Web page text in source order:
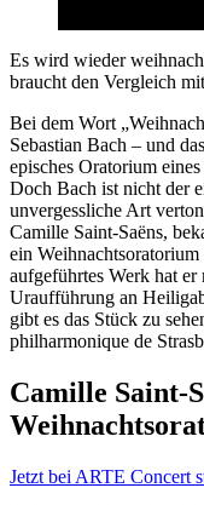
Es wird wieder
braucht den Vergleich
Bei dem Wort
Sebastian Bach – und
episches Oratorium
Doch Bach ist nicht der
unvergessliche Art
Camille Saint-Saëns,
ein
aufgeführtes Werk hat
Uraufführung an
gibt es das Stück zu
philharmonique de
Camille Saint-
Jetzt bei ARTE Concert